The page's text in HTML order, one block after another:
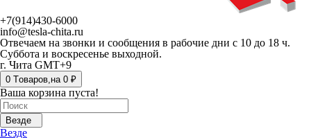
+7(914)430-6000
info@tesla-chita.ru
Отвечаем на звонки и сообщения в рабочие дни с 10 до 18 ч.
Суббота и воскресенье выходной.
г. Чита GMT+9
0 Tоваров,на 0 ₽
Ваша корзина пуста!
Везде
Везде